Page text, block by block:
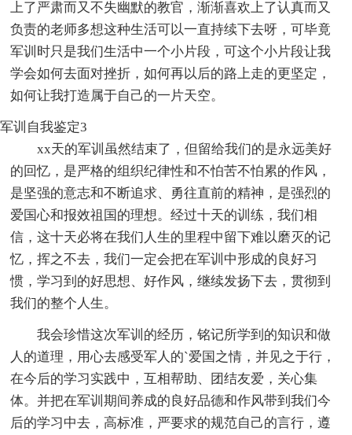
上了严肃而又不失幽默的教官，渐渐喜欢上了认真而又
负责的老师多想这种生活可以一直持续下去呀，可毕竟
军训时只是我们生活中一个小片段，可这个小片段让我
学会如何去面对挫折，如何再以后的路上走的更坚定，
如何让我打造属于自己的一片天空。
军训自我鉴定3
xx天的军训虽然结束了，但留给我们的是永远美好
的回忆，是严格的组织纪律性和不怕苦不怕累的作风，
是坚强的意志和不断追求、勇往直前的精神，是强烈的
爱国心和报效祖国的理想。经过十天的训练，我们相
信，这十天必将在我们人生的里程中留下难以磨灭的记
忆，挥之不去，我们一定会把在军训中形成的良好习
惯，学习到的好思想、好作风，继续发扬下去，贯彻到
我们的整个人生。
我会珍惜这次军训的经历，铭记所学到的知识和做
人的道理，用心去感受军人的`爱国之情，并见之于行，
在今后的学习实践中，互相帮助、团结友爱，关心集
体。并把在军训期间养成的良好品德和作风带到我们今
后的学习中去，高标准，严要求的规范自己的言行，遵